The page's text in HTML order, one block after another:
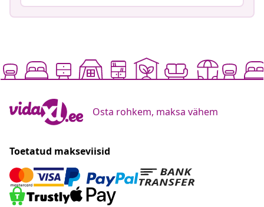
Osta rohkem, maksa vähem
Toetatud makseviisid